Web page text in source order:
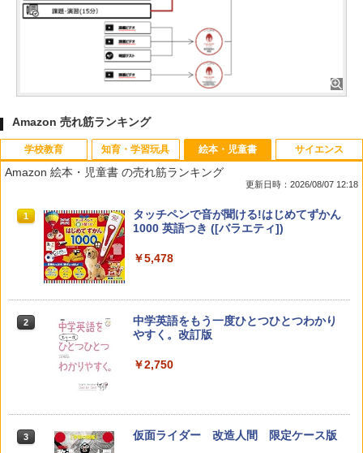
Amazon 売れ筋ランキング
学校教育
1 先生のためのGoogle AI完全攻略図鑑
2 子どもが変わる魔法の言葉
￥2,200
3
カウンセリングとは何か 変化するという
知育・学習玩具
1
Amazon Fire HD 10 キッズモデル (10イ
ンチ) ピンク 対象年齢3歳から 数千点の
2
パイロット スイスイおえかき for Study
何回も書ける! れんしゅうボード ひらが
な・カタカナ・すうじ・ABC 3歳以上 知
育
絵本・児童書
Amazon 絵本・児童書 の売れ筋ランキング
更新日時：2026/08/07 12:18
1
タッチペンで音が聞ける!はじめてずかん
1000 英語つき ([バラエティ])
￥5,478
2
中学英語をもう一度ひとつひとつわかり
やすく。改訂版
￥2,750
3 仮面ライダー 改造人間 限定ケース版
サイエンス